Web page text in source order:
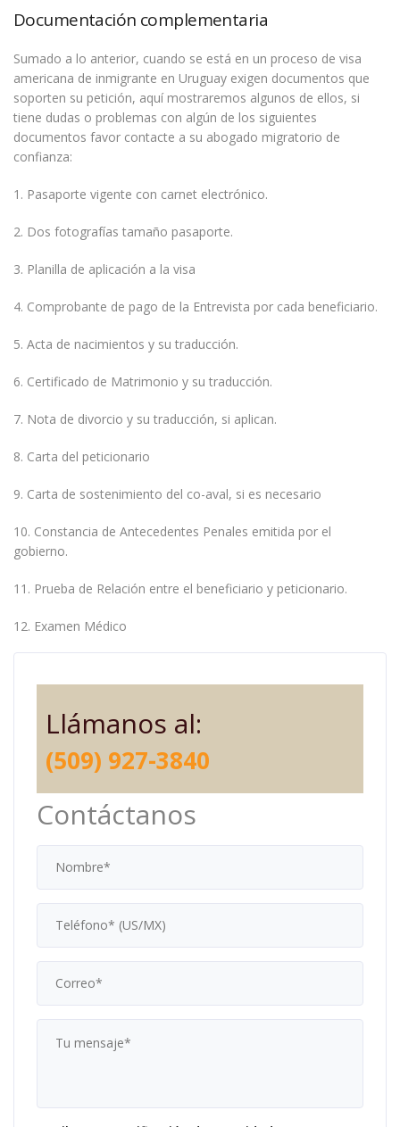
Documentación complementaria
Sumado a lo anterior, cuando se está en un proceso de visa
americana de inmigrante en Uruguay exigen documentos que
soporten su petición, aquí mostraremos algunos de ellos, si
tiene dudas o problemas con algún de los siguientes
documentos favor contacte a su abogado migratorio de
confianza:
1. Pasaporte vigente con carnet electrónico.
2. Dos fotografías tamaño pasaporte.
3. Planilla de aplicación a la visa
4. Comprobante de pago de la Entrevista por cada beneficiario.
5. Acta de nacimientos y su traducción.
6. Certificado de Matrimonio y su traducción.
7. Nota de divorcio y su traducción, si aplican.
8. Carta del peticionario
9. Carta de sostenimiento del co-aval, si es necesario
10. Constancia de Antecedentes Penales emitida por el
gobierno.
11. Prueba de Relación entre el beneficiario y peticionario.
12. Examen Médico
Llámanos al:
(509) 927-3840
Contáctanos